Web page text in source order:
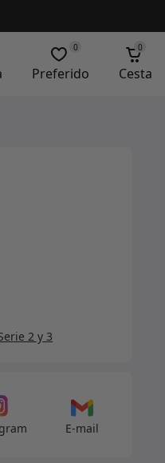
Preferido
0
Cesta
0
2 y 3
E-mail